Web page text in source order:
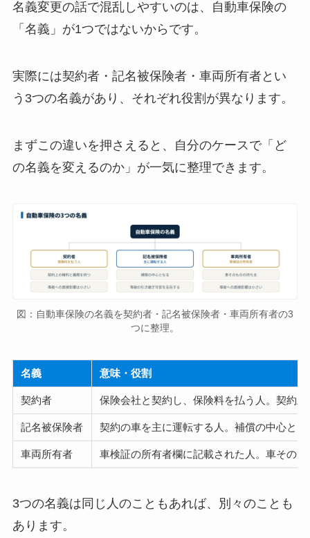
名義変更の話で混乱しやすいのは、自動車保険の
「名義」が1つではないからです。
実際には契約者・記名被保険者・車両所有者とい
う3つの名義があり、それぞれ役割が異なります。
まずこの違いを押さえると、自分のケースで「ど
の名義を変えるのか」が一気に整理できます。
図：自動車保険の名義を契約者・記名被保険者・車両所有者の3
つに整理。
名義 意味・役割
契約者 保険会社と契約し、保険料を払う人。契約
記名被保険者 契約の車を主に運転する人。補償の中心とな
車両所有者 車検証の所有者欄に記載された人。車その
3つの名義は同じ人のこともあれば、別々のことも
あります。